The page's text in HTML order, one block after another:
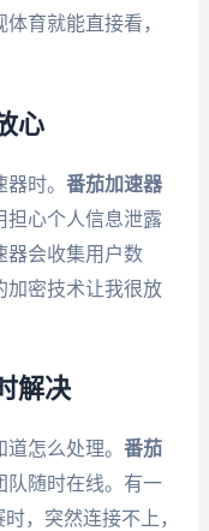
育就能直接看，
心
时。 番茄加速器
担心个人信息泄露
器会收集用户数
加密技术让我很放
解决
怎么处理。 番茄
队随时在线。有一
，突然连接不上，